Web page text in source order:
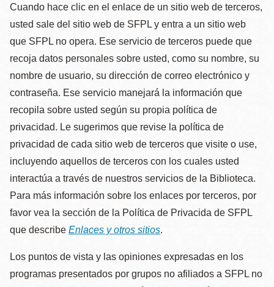
Cuando hace clic en el enlace de un sitio web de terceros,
usted sale del sitio web de SFPL y entra a un sitio web
que SFPL no opera. Ese servicio de terceros puede que
recoja datos personales sobre usted, como su nombre, su
nombre de usuario, su dirección de correo electrónico y
contraseña. Ese servicio manejará la información que
recopila sobre usted según su propia política de
privacidad. Le sugerimos que revise la política de
privacidad de cada sitio web de terceros que visite o use,
incluyendo aquellos de terceros con los cuales usted
interactúa a través de nuestros servicios de la Biblioteca.
Para más información sobre los enlaces por terceros, por
favor vea la sección de la Política de Privacida de SFPL
que describe Enlaces y otros sitios.
Los puntos de vista y las opiniones expresadas en los
programas presentados por grupos no afiliados a SFPL no